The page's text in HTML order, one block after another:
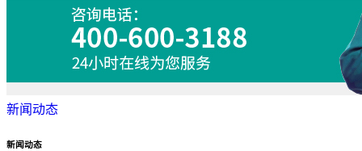
新闻动态
新闻动态